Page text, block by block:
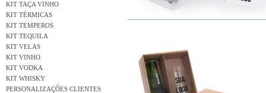
KIT TAÇA VINHO
KIT TÉRMICAS
KIT TEMPEROS
KIT TEQUILA
KIT VELAS
KIT VINHO
KIT VODKA
KIT WHISKY
PERSONALIZAÇÕES CLIENTES